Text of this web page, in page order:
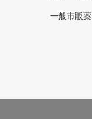
一般市販薬